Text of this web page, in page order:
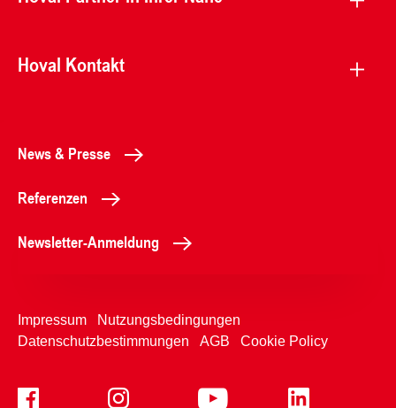
Hoval Kontakt
News & Presse
Referenzen
Newsletter-Anmeldung
Impressum
Nutzungsbedingungen
Datenschutzbestimmungen
AGB Cookie Policy